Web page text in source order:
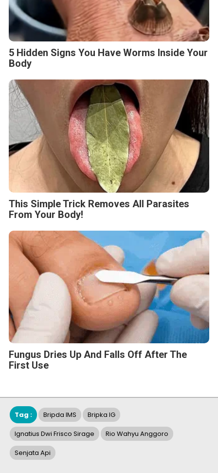
5 Hidden Signs You Have Worms Inside Your
Body
This Simple Trick Removes All Parasites
From Your Body!
Fungus Dries Up And Falls Off After The
First Use
Tag : Bripda IMS Bripka IG
Ignatius Dwi Frisco Sirage Rio Wahyu Anggoro
Senjata Api